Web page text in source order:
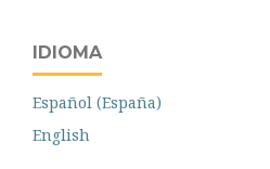
IDIOMA
Español (España)
English